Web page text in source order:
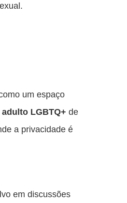
um espaço
LGBTQ+ de
a privacidade é
em discussões